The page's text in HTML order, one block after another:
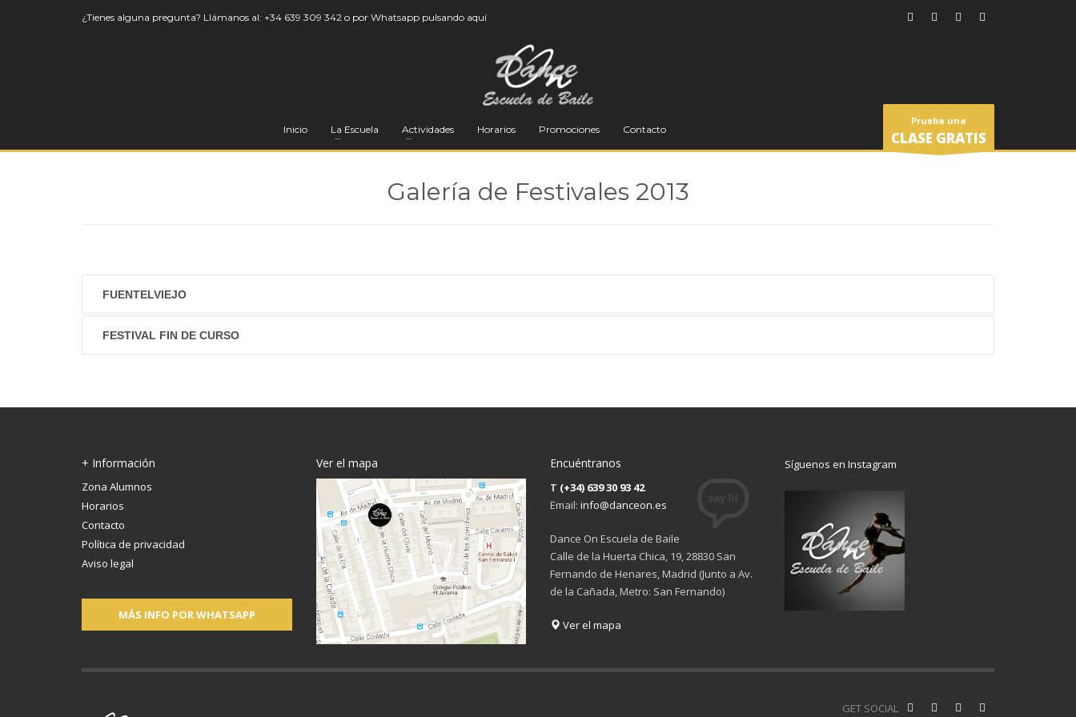
¿Tienes alguna pregunta? Llámanos al: +34 639 309 342 o por Whatsapp pulsando aquí
Inicio La Escuela Actividades Horarios Promociones Contacto
Prueba una
CLASE GRATIS
Galería de Festivales 2013
FUENTELVIEJO
FESTIVAL FIN DE CURSO
+ Información
Zona Alumnos
Horarios
Contacto
Política de privacidad
Aviso legal
MÁS INFO POR WHATSAPP
Ver el mapa Encuéntranos
T (+34) 639 30 93 42
Email: info@danceon.es
Dance On Escuela de Baile
Calle de la Huerta Chica, 19, 28830 San
Fernando de Henares, Madrid (Junto a Av.
de la Cañada, Metro: San Fernando)
Ver el mapa
Síguenos en Instagram
GET SOCIAL